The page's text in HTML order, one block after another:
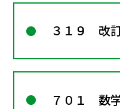
３１９ 改
７０１ 数